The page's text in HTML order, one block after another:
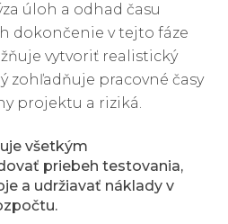
úloh a odhad času
dokončenie v tejto fáze
vytvoriť realistický
zohľadňuje pracovné časy
projektu a riziká.
všetkým
priebeh testovania,
a udržiavať náklady v